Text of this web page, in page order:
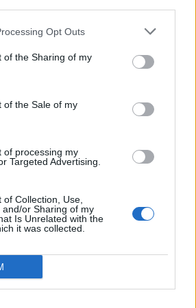
Opt Outs
of the Sharing of my
of the Sale of my
of processing my
Targeted Advertising.
Collection, Use,
and/or Sharing of my
Is Unrelated with the
it was collected.
a nyakbaakasztót, jön
változtak az